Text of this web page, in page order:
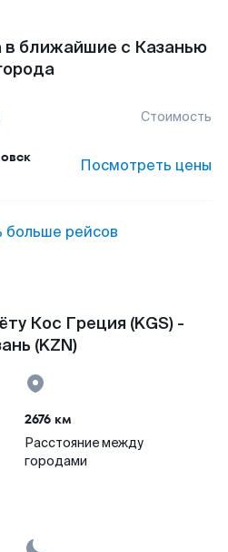
в ближайшие с Казанью
Стоимость
Посмотреть цены
больше рейсов
Кос Греция (KGS) -
(KZN)
2676 км
Расстояние между
городами